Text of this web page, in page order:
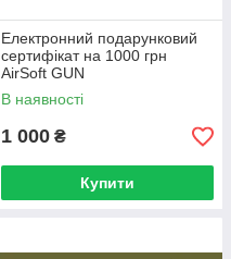
Електронний подарунковий
сертифікат на 1000 грн
AirSoft GUN
В наявності
1 000 ₴
Купити